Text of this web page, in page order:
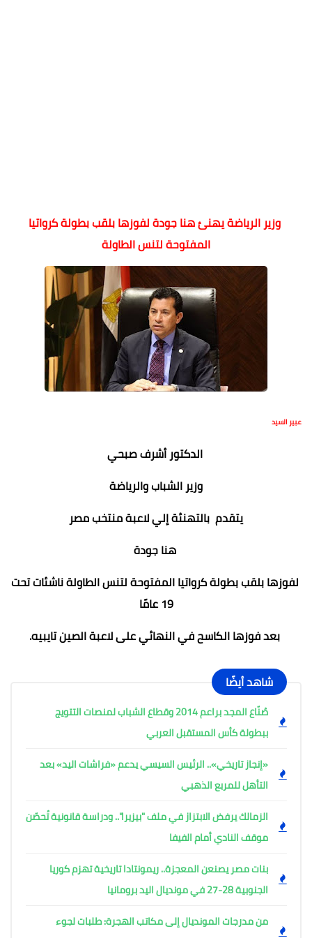
وزير الرياضة يهنئ هنا جودة لفوزها بلقب بطولة كرواتيا
المفتوحة لتنس الطاولة
عبير السيد
الدكتور أشرف صبحي
وزير الشباب والرياضة
يتقدم بالتهنئة إلي لاعبة منتخب مصر
هنا جودة
لفوزها بلقب بطولة كرواتيا المفتوحة لتنس الطاولة ناشئات تحت
19 عامًا
بعد فوزها الكاسح في النهائي على لاعبة الصين تايبيه.
شاهد أيضًا
صُنّاع المجد براعم 2014 وقطاع الشباب لمنصات التتويج
ببطولة كأس المستقبل العربي
«إنجاز تاريخي».. الرئيس السيسي يدعم «فراشات اليد» بعد
التأهل للمربع الذهبي
الزمالك يرفض الابتزاز في ملف "بيزيرا".. ودراسة قانونية تُحصّن
موقف النادي أمام الفيفا
بنات مصر يصنعن المعجزة.. ريمونتادا تاريخية تهزم كوريا
الجنوبية 28-27 في مونديال اليد برومانيا
من مدرجات المونديال إلى مكاتب الهجرة: طلبات لجوء